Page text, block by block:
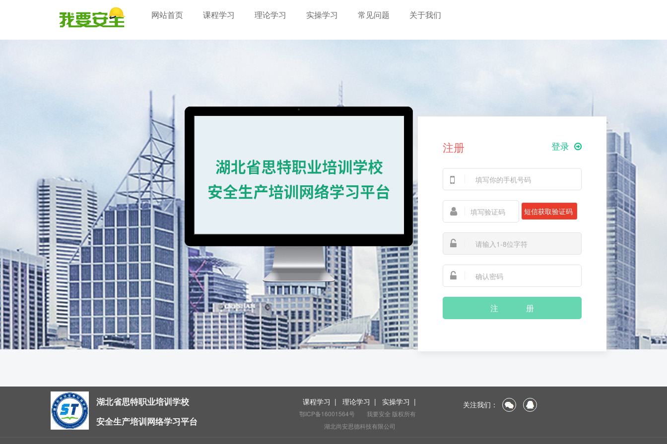
网站首页 课程学习 理论学习 实操学习 常见问题 关于我们
注册 登录
注 册
湖北省思特职业培训学校
安全生产培训网络学习平台
课程学习 | 理论学习 | 实操学习 |
鄂ICP备16001564号
我要安全 版权所有
湖北尚安思德科技有限公司
关注我们：